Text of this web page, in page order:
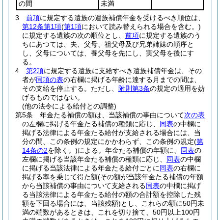
の間
未満
3
前項に規定する遺族の遺族補償年金を受けるべき順位は、
第12条第1項(第1項において読み替えられる場合を含む。)
に規定する遺族の次の順位とし、 前項に規定する遺族のう
ちにあつては、夫、父母、祖父母及び兄弟姉妹の順序と
し、父母については、養父母を先にし、実父母を後にす
る。
4
第2項に規定する遺族に支給すべき遺族補償年金は、その
者が同項の表の右欄に掲げる年齢に達する月までの間は、
その支給を停止する。 ただし、 附則第3条の規定の適用を妨
げるものではない。
(他の法令による給付との調整)
第5条
年金たる補償の額は、当該補償の事由について次の表
の左欄に掲げる年金たる補償の種類に応じ、 同表の中欄に
掲げる法律による年金たる給付が支給される場合には、当
分の間、この条例の規定にかかわらず、この条例の規定(第
14条の2を除く。)による。 年金たる補償の年額に、 同表の
左欄に掲げる当該年金たる補償の種類に応じ、 同表の中欄
に掲げる当該法律による年金たる給付ごとに同表の右欄に
掲げる率を乗じて得た額(その額が当該年金たる補償の年額
から当該補償の事由について支給される同表の中欄に掲げ
る当該法律による年金たる給付の額の合計額を控除した残
額を下回る場合には、当該残額)とし、これらの額に50円未
満の端数があるときは、これを切り捨て、50円以上100円